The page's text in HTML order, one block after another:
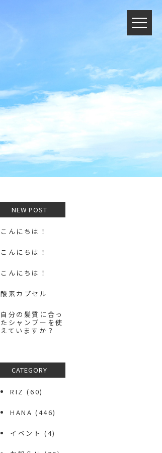
NEW POST
こんにちは！
こんにちは！
こんにちは！
酸素カプセル
自分の髪質に合っ
たシャンプーを使
えていますか？
CATEGORY
RIZ (60)
HANA (446)
イベント (4)